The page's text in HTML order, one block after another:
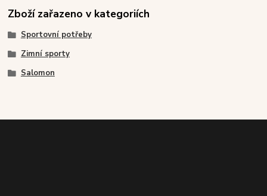
Zboží zařazeno v kategoriích
Sportovní potřeby
Zimní sporty
Salomon